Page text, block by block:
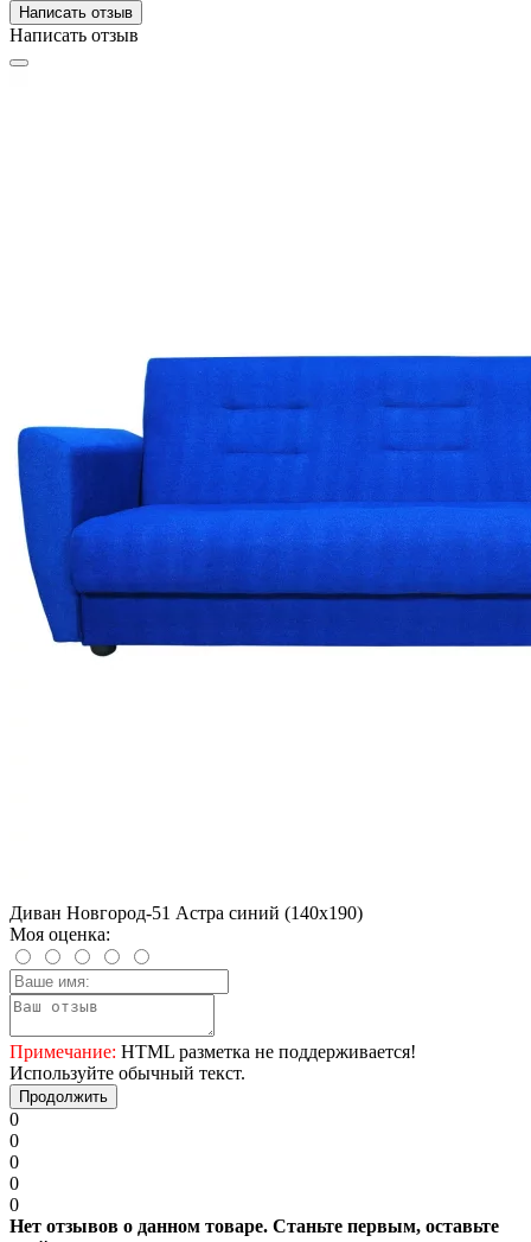
Написать отзыв
Написать отзыв
Диван Новгород-51 Астра синий (140х190)
Моя оценка:
Примечание: HTML разметка не поддерживается!
Используйте обычный текст.
Продолжить
0
0
0
0
0
Нет отзывов о данном товаре. Станьте первым, оставьте